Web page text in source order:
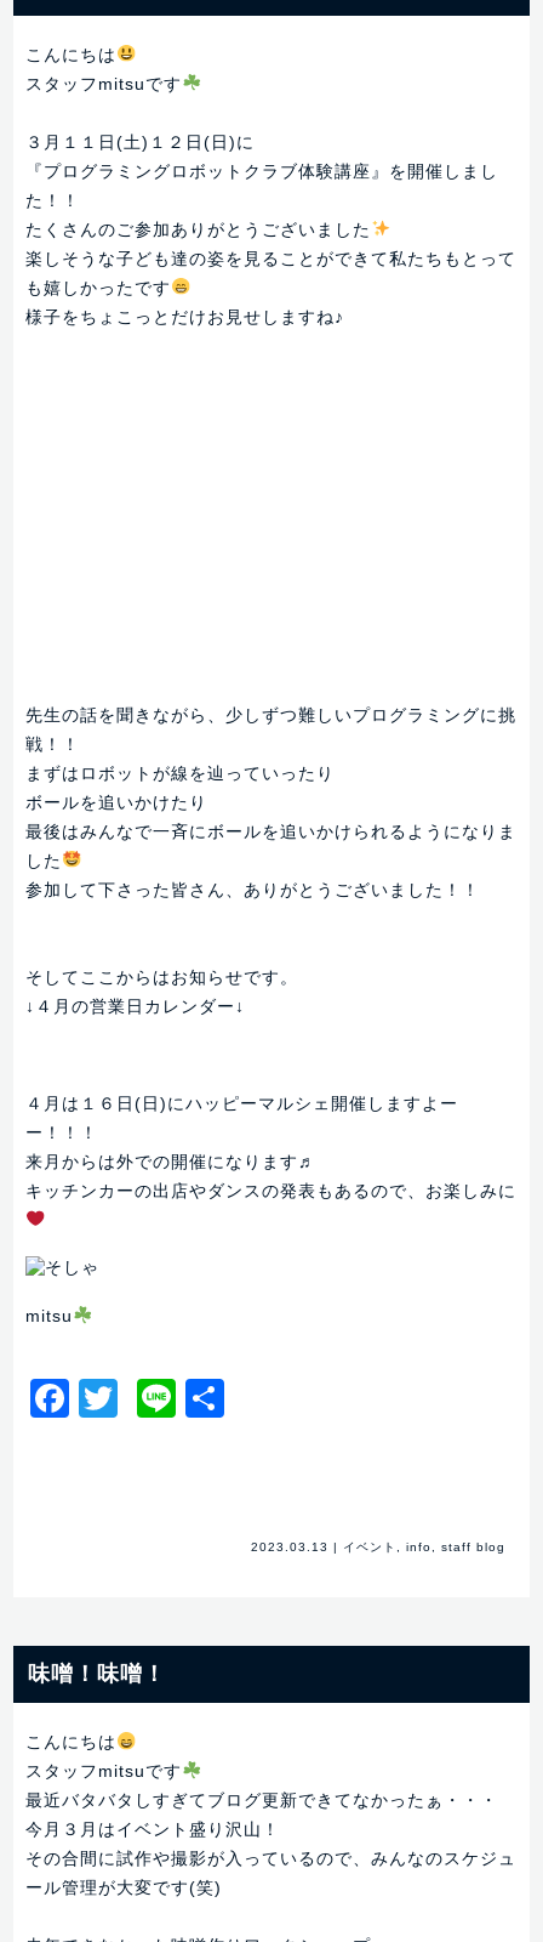
こんにちは
スタッフmitsuです
３月１１日(土)１２日(日)に
『プログラミングロボットクラブ体験講座』を開催しまし
た！！
たくさんのご参加ありがとうございました
楽しそうな子ども達の姿を見ることができて私たちもとって
も嬉しかったです
様子をちょこっとだけお見せしますね♪
先生の話を聞きながら、少しずつ難しいプログラミングに挑
戦！！
まずはロボットが線を辿っていったり
ボールを追いかけたり
最後はみんなで一斉にボールを追いかけられるようになりま
した
参加して下さった皆さん、ありがとうございました！！
そしてここからはお知らせです。
↓４月の営業日カレンダー↓
４月は１６日(日)にハッピーマルシェ開催しますよー
ー！！！
来月からは外での開催になります♬
キッチンカーの出店やダンスの発表もあるので、お楽しみに
mitsu
Facebook
Twitter
Line
2023.03.13 イベント , info, staff blog
味噌！味噌！
こんにちは
スタッフmitsuです
最近バタバタしすぎてブログ更新できてなかったぁ・・・
今月３月はイベント盛り沢山！
その合間に試作や撮影が入っているので、みんなのスケジュ
ール管理が大変です(笑)